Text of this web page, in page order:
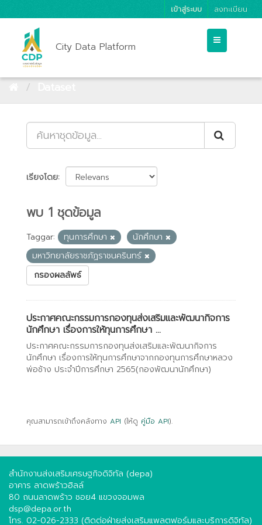
เข้าสู่ระบบ ลงทะเบียน
City Data Platform
เรียงโดย
พบ 1 ชุดข้อมูล
Taggar: ทุนการศึกษา
นักศึกษา
มหาวิทยาลัยราชภัฏราชนครินทร์
กรองผลลัพธ์
ประกาศคณะกรรมการกองทุนส่งเสริมและพัฒนากิจการ
นักศึกษา เรื่องการให้ทุนการศึกษา ...
ประกาศคณะกรรมการกองทุนส่งเสริมและพัฒนากิจการ
นักศึกษา เรื่องการให้ทุนการศึกษาจากกองทุนการศึกษาหลวง
พ่อช้าง ประจำปีการศึกษา 2565(กองพัฒนานักศึกษา)
คุณสามารถเข้าถึงคลังทาง API (ให้ดู คู่มือ API).
สำนักงานส่งเสริมเศรษฐกิจดิจิทัล (depa)
อาคาร ลาดพร้าวฮิลล์
80 ถนนลาดพร้าว ซอย4 แขวงจอมพล
dsp@depa.or.th
โทร. 02-026-2333 (ติดต่อฝ่ายส่งเสริมแพลตฟอร์มและบริการดิจิทัล)